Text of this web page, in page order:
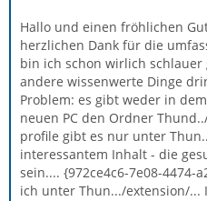
Hallo und einen fröhlichen
herzlichen Dank für die
bin ich schon wirlich schlauer
andere wissenwerte Dinge
Problem: es gibt weder in
neuen PC den Ordner
profile gibt es nur unter
interessantem Inhalt - die
sein.... {972ce4c6-7e08-4474-
ich unter Thun.../extension/